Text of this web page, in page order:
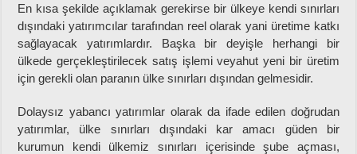
En kısa şekilde açıklamak gerekirse bir ülkeye kendi sınırları
dışındaki yatırımcılar tarafından reel olarak yani üretime katkı
sağlayacak yatırımlardır. Başka bir deyişle herhangi bir
ülkede gerçekleştirilecek satış işlemi veyahut yeni bir üretim
için gerekli olan paranın ülke sınırları dışından gelmesidir.
Dolaysız yabancı yatırımlar olarak da ifade edilen doğrudan
yatırımlar, ülke sınırları dışındaki kar amacı güden bir
kurumun kendi ülkemiz sınırları içerisinde şube açması,